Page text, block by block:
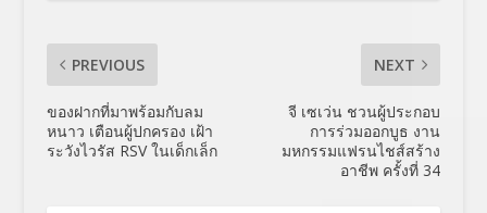
PREVIOUS
ของฝากที่มาพร้อมกับลม
หนาว เตือนผู้ปกครอง เฝ้า
ระวังไวรัส RSV ในเด็กเล็ก
NEXT
จี เซเว่น ชวนผู้ประกอบ
การร่วมออกบูธ งาน
มหกรรมแฟรนไชส์สร้าง
อาชีพ ครั้งที่ 34